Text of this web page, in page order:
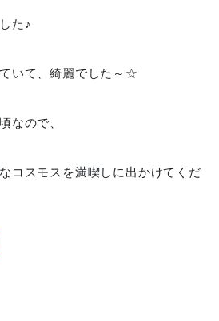
た♪
いて、綺麗でした～☆
なので、
コスモスを満喫しに出かけてくだ